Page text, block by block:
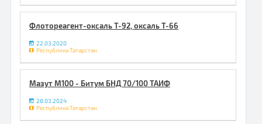
Флотореагент-оксаль Т-92, оксаль Т-66
22.03.2020
Республика Татарстан
Мазут М100 - Битум БНД 70/100 ТАИФ
28.03.2024
Республика Татарстан